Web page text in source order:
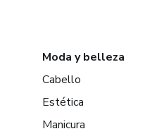
Moda y belleza
Cabello
Estética
Manicura